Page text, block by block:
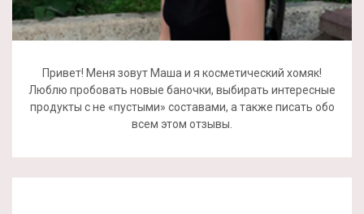
Привет! Меня зовут Маша и я косметический хомяк!
Люблю пробовать новые баночки, выбирать интересные
продукты с не «пустыми» составами, а также писать обо
всем этом отзывы.